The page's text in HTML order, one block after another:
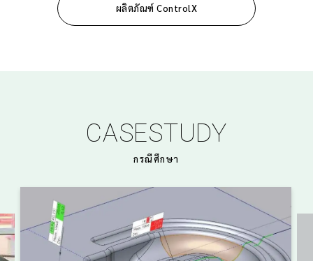
ผลิตภัณฑ์ ControlX
CASESTUDY
กรณีศึกษา